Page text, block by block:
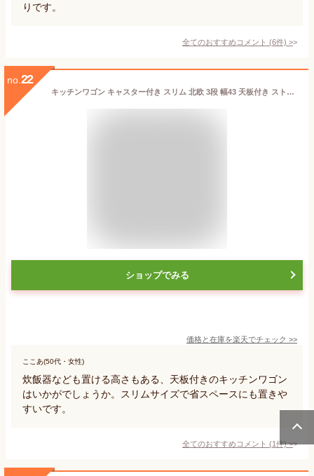
りです。
全てのおすすめコメント (6件) >
no. 22
キッチンワゴン キャスター付き スリム 北欧 3段 幅43 天板付き ストッパー付き ワゴン キャスター ラック キッチンラック 炊飯器 おしゃれ 省スペース 隙間収納 すき間 炊飯器ラック スチール コンパクト レンジ ランドリー GC-P76
ショップでみる
価格と在庫を楽天でチェック >>
ここあ(50代・女性)
炊飯器なども置ける高さもある、天板付きのキッチンワゴン
はいかがでしょうか。スリムサイズで省スペースにも置きや
すいです。
全てのおすすめコメント (1件)>